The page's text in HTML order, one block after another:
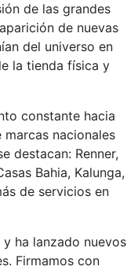
de las grandes
de nuevas
del universo en
la tienda física y
constante hacia
nacionales
destacan: Renner,
Bahia, Kalunga,
de servicios en
ha lanzado nuevos
Firmamos con